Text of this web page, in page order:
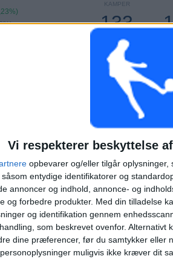
Vi respekterer beskyttelse
opbevarer og/eller tilgår
entydige identifikatorer og
annoncer og indhold, annonce- og
og forbedre produkter. Med din tilladelse
og identifikation gennem
som beskrevet ovenfor. Alternativt
dine præferencer, før du samtykker eller
muligvis ikke kræver dit
KAMPER
133
KONTINUERLIGT
BETALTE
VS
2
KONKURRENCER
RANGORDNING EFTER
Serie A Brasilien
40
Se komplet rangordning